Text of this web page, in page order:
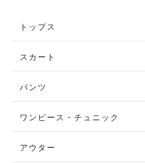
トップス
スカート
パンツ
ワンピース・チュニック
アウター